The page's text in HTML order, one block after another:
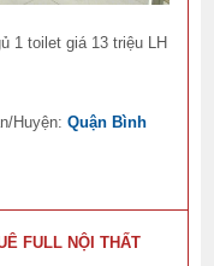
1 toilet giá 13 triệu LH
Huyện:Quận Bình
FULL NỘI THẤT